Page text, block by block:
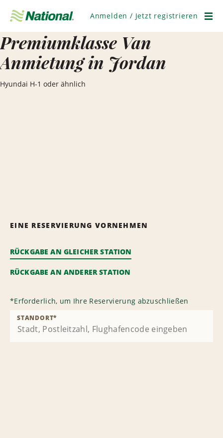
überspringen
Anmelden / Jetzt registrieren
Premiumklasse Van
Anmietung in Jordan
Hyundai H-1 oder ähnlich
EINE RESERVIERUNG VORNEHMEN
RÜCKGABE AN GLEICHER STATION
RÜCKGABE AN ANDERER STATION
*Erforderlich, um Ihre Reservierung abzuschließen
STANDORT*